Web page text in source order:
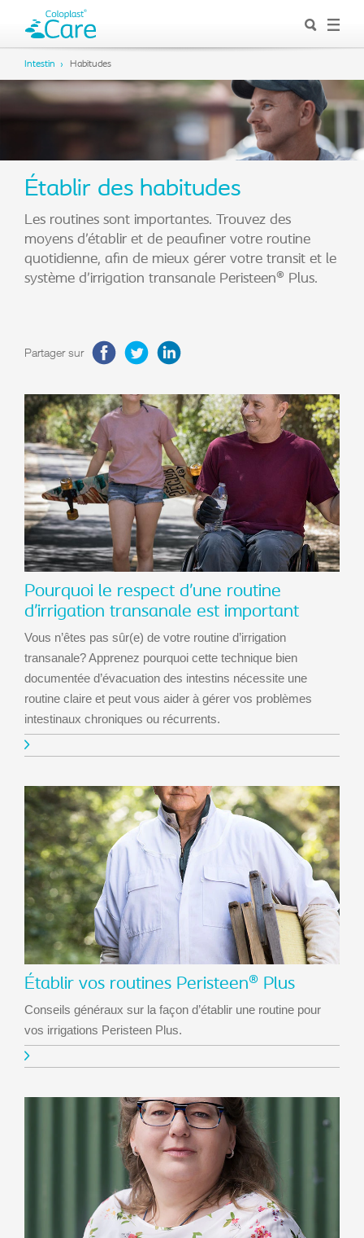
Intestin Habitudes
Établir des habitudes
Les routines sont importantes. Trouvez des
moyens d’établir et de peaufiner votre routine
quotidienne, afin de mieux gérer votre transit et le
système d’irrigation transanale Peristeen® Plus.
Partager sur
Pourquoi le respect d’une routine
d’irrigation transanale est important
Vous n’êtes pas sûr(e) de votre routine d’irrigation
transanale? Apprenez pourquoi cette technique bien
documentée d’évacuation des intestins nécessite une
routine claire et peut vous aider à gérer vos problèmes
intestinaux chroniques ou récurrents.
Établir vos routines Peristeen® Plus
Conseils généraux sur la façon d’établir une routine pour
vos irrigations Peristeen Plus.